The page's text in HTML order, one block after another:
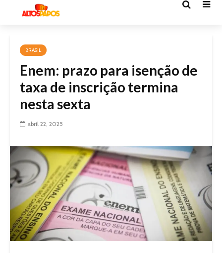
BRASIL
Enem: prazo para isenção de
taxa de inscrição termina
nesta sexta
abril 22, 2025